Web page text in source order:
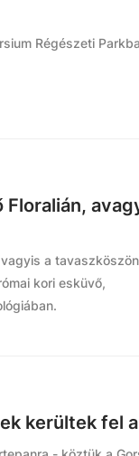
Régészeti
Floralián,
a
kori esküvő,
kerültek fel